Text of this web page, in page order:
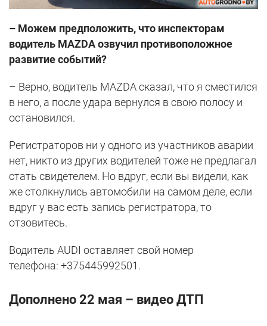
– Можем предположить, что инспекторам
водитель MAZDA озвучил противоположное
развитие событий?
– Верно, водитель MAZDA сказал, что я сместился
в него, а после удара вернулся в свою полосу и
остановился.
Регистраторов ни у одного из участников аварии
нет, никто из других водителей тоже не предлагал
стать свидетелем. Но вдруг, если вы видели, как
же столкнулись автомобили на самом деле, если
вдруг у вас есть запись регистратора, то
отзовитесь.
Водитель AUDI оставляет свой номер
телефона: +375445992501.
Дополнено 22 мая – видео ДТП